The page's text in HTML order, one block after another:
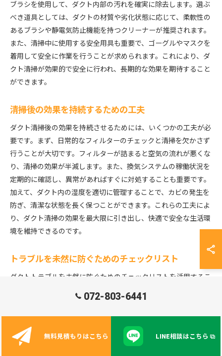
ブラシを使用して、ダクト内部の汚れを確実に除去します。選ぶ
べき道具としては、ダクトの材質や劣化状態に応じて、柔軟性の
あるブラシや静電気防止機能を持つクリーナーが推奨されます。
また、清掃中に使用する安全用具も重要で、ゴーグルやマスクを
着用して安全に作業を行うことが求められます。これにより、ダ
クト清掃が効果的で安全に行われ、長期的な効果を期待すること
ができます。
清掃後の効果を持続するための工夫
ダクト清掃後の効果を持続させるためには、いくつかの工夫が必
要です。まず、日常的なフィルターのチェックと清掃を欠かさず
行うことが大切です。フィルターが詰まると空気の流れが悪くな
り、清掃の効果が半減します。また、換気システムの稼働状況を
定期的に確認し、異常があればすぐに対処することも重要です。
加えて、ダクト内の湿度を適切に管理することで、カビの発生を
防ぎ、清潔な状態を長く保つことができます。これらの工夫によ
り、ダクト清掃の効果を最大限に引き出し、快適で安全な生活環
境を維持できるのです。
トラブルを未然に防ぐためのチェックリスト
ダクトトラブルを未然に防ぐためのチェックリストを活用するこ
します。次に、フィルターの状態を月に一度は確認し、必要に応
じて交換を行います。また、換気扇の音や振動に異常がないか、
動作をチェックすることも重要です。さらに、ダクト周辺に異臭
072-803-6441
無料見積もりはこちら LINE相談はこちら